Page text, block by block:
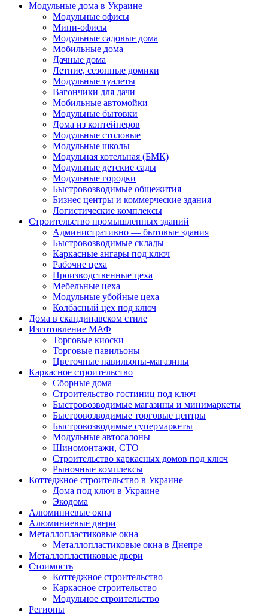
Модульные дома в Украине
Модульные офисы
Мини-офисы
Модульные садовые дома
Мобильные дома
Дачные дома
Летние, сезонные домики
Модульные туалеты
Вагончики для дачи
Мобильные автомойки
Модульные бытовки
Дома из контейнеров
Модульные столовые
Модульные школы
Модульная котельная (БМК)
Модульные детские сады
Модульные городки
Быстровозводимые общежития
Бизнес центры и коммерческие здания
Логистические комплексы
Строительство промышленных зданий
Административно — бытовые здания
Быстровозводимые склады
Каркасные ангары под ключ
Рабочие цеха
Производственные цеха
Мебельные цеха
Модульные убойные цеха
Колбасный цех под ключ
Дома в скандинавском стиле
Изготовление МАФ
Торговые киоски
Торговые павильоны
Цветочные павильоны-магазины
Каркасное строительство
Сборные дома
Строительство гостиниц под ключ
Быстровозводимые магазины и минимаркеты
Быстровозводимые торговые центры
Быстровозводимые супермаркеты
Модульные автосалоны
Шиномонтажи, СТО
Строительство каркасных домов под ключ
Рыночные комплексы
Коттеджное строительство в Украине
Дома под ключ в Украине
Экодома
Алюминиевые окна
Алюминиевые двери
Металлопластиковые окна
Металлопластиковые окна в Днепре
Металлопластиковые двери
Стоимость
Коттеджное строительство
Каркасное строительство
Модульное строительство
Регионы